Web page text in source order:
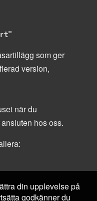
som ger
version,
när du
hos oss.
din upplevelse på
godkänner du